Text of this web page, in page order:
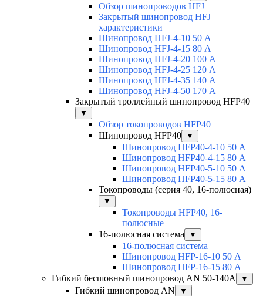
Обзор шинопроводов HFJ
Закрытый шинопровод HFJ
характеристики
Шинопровод HFJ-4-10 50 А
Шинопровод HFJ-4-15 80 А
Шинопровод HFJ-4-20 100 А
Шинопровод HFJ-4-25 120 А
Шинопровод HFJ-4-35 140 А
Шинопровод HFJ-4-50 170 А
Закрытый троллейный шинопровод HFP40
▼
Обзор токопроводов HFP40
Шинопровод HFP40
▼
Шинопровод HFP40-4-10 50 А
Шинопровод HFP40-4-15 80 А
Шинопровод HFP40-5-10 50 А
Шинопровод HFP40-5-15 80 А
Токопроводы (серия 40, 16-полюсная)
▼
Токопроводы HFP40, 16-
полюсные
16-полюсная система
▼
16-полюсная система
Шинопровод HFP-16-10 50 А
Шинопровод HFP-16-15 80 А
Гибкий бесшовный шинопровод AN 50-140А
▼
Гибкий шинопровод AN ▼